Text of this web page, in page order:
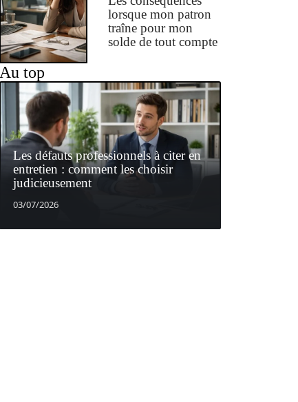
lorsque mon patron
traîne pour mon
solde de tout compte
Au top
Les défauts professionnels à citer en
entretien : comment les choisir
judicieusement
03/07/2026